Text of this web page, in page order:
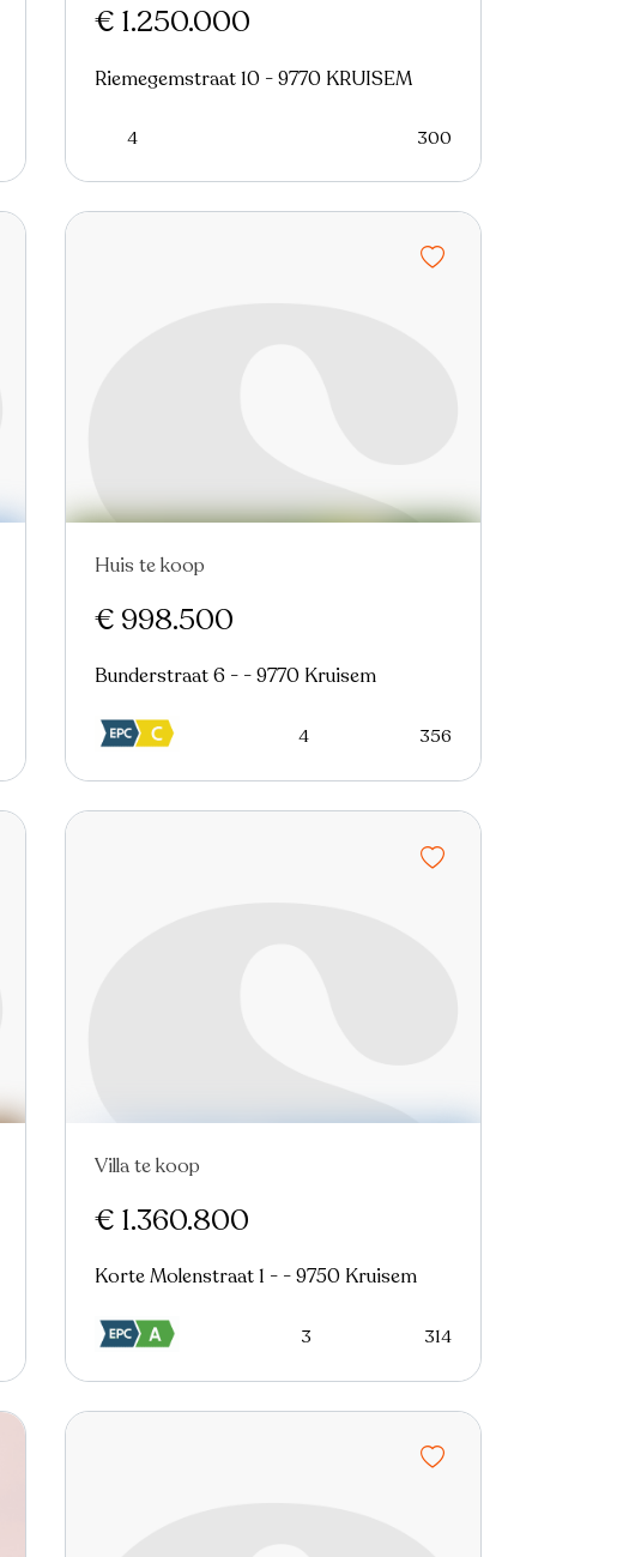
€ 1.250.000
Riemegemstraat 10 - 9770 KRUISEM
4 300
Huis te koop
€ 998.500
Bunderstraat 6 - - 9770 Kruisem
4 356
In optie
Villa te koop
€ 1.360.800
Korte Molenstraat 1 - - 9750 Kruisem
3 314